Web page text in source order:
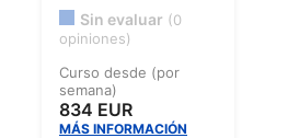
Sin evaluar (0
opiniones)
Curso desde (por
semana)
834 EUR
MÁS INFORMACIÓN